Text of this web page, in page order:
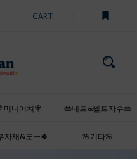
CART
미니어쳐🍭 👜네트&펠트자수👜
자재&도구🍀 🌸기타🌸